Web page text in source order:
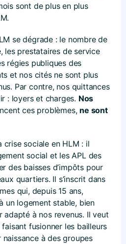
sont de plus en plus
se dégrade : le nombre de
les prestataires de service
régies publiques des
et nos cités ne sont plus
Par contre, nos quittances
: loyers et charges. Nos
ces problèmes, ne sont
crise sociale en HLM : il
social et les APL des
des baisses d’impôts pour
quartiers. Il s’inscrit dans
qui, depuis 15 ans,
un logement stable, bien
adapté à nos revenus. Il veut
fusionner les bailleurs
à des groupes